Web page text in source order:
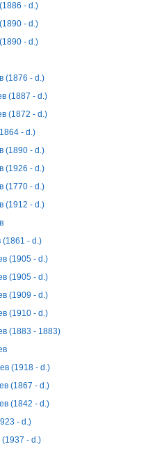
- d.)
- d.)
- d.)
(1876 - d.)
(1887 - d.)
(1872 - d.)
- d.)
(1890 - d.)
(1926 - d.)
(1770 - d.)
(1912 - d.)
(1861 - d.)
(1905 - d.)
(1905 - d.)
(1909 - d.)
(1910 - d.)
(1883 - 1883)
(1918 - d.)
(1867 - d.)
(1842 - d.)
- d.)
- d.)